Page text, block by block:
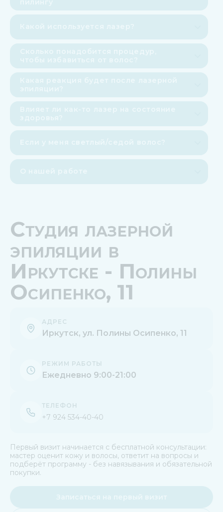
Студия лазерной
эпиляции в
Иркутске - Полины
Осипенко, 11
АДРЕС
Иркутск, ул. Полины Осипенко, 11
РЕЖИМ РАБОТЫ
Ежедневно 9:00-21:00
ТЕЛЕФОН
+7 924 534-40-40
Первый визит начинается с бесплатной консультации:
мастер оценит кожу и волосы, ответит на вопросы и
подберёт программу - без навязывания и обязательной
покупки.